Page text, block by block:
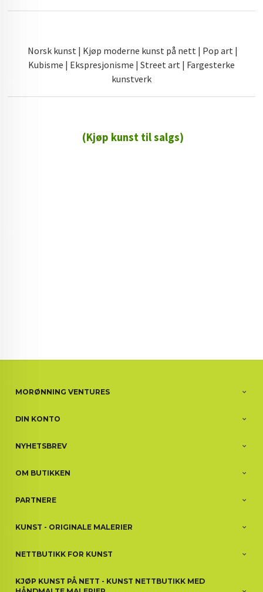
Norsk kunst | Kjøp moderne kunst på nett | Pop art |
Kubisme | Ekspresjonisme | Street art | Fargesterke
kunstverk
(Kjøp kunst til salgs)
MORØNNING VENTURES
DIN KONTO
NYHETSBREV
OM BUTIKKEN
PARTNERE
KUNST - ORIGINALE MALERIER
NETTBUTIKK FOR KUNST
KJØP KUNST PÅ NETT - KUNST NETTBUTIKK MED